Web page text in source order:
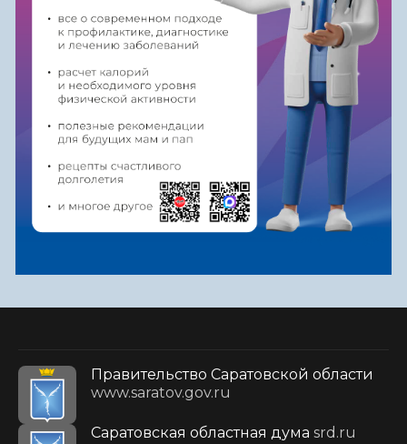
Правительство Саратовской области
www.saratov.gov.ru
Саратовская областная дума srd.ru